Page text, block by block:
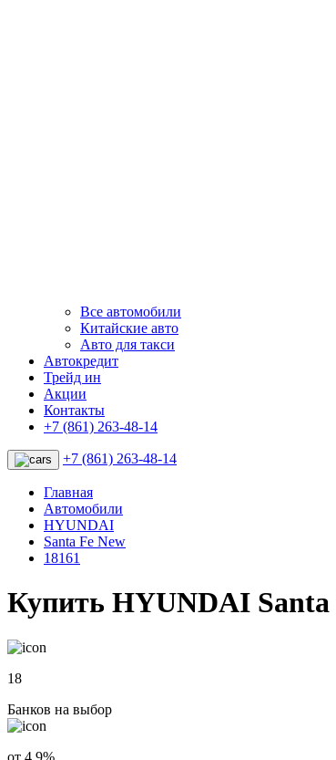
Все автомобили
Китайские авто
Авто для такси
Автокредит
Трейд ин
Акции
Контакты
+7 (861) 263-48-14
+7 (861) 263-48-14
Главная
Автомобили
HYUNDAI
Santa Fe New
18161
Купить HYUNDAI Santa
18
Банков на выбор
от 4.9%